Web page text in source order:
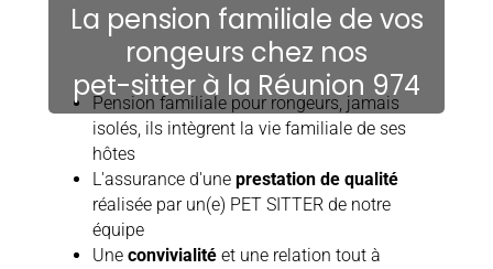
La pension familiale de vos
rongeurs chez nos
pet-sitter à la Réunion 974
Pension familiale pour rongeurs, jamais
isolés, ils intègrent la vie familiale de ses
hôtes
L'assurance d'une prestation de qualité
réalisée par un(e) PET SITTER de notre
équipe
Une convivialité et une relation tout à